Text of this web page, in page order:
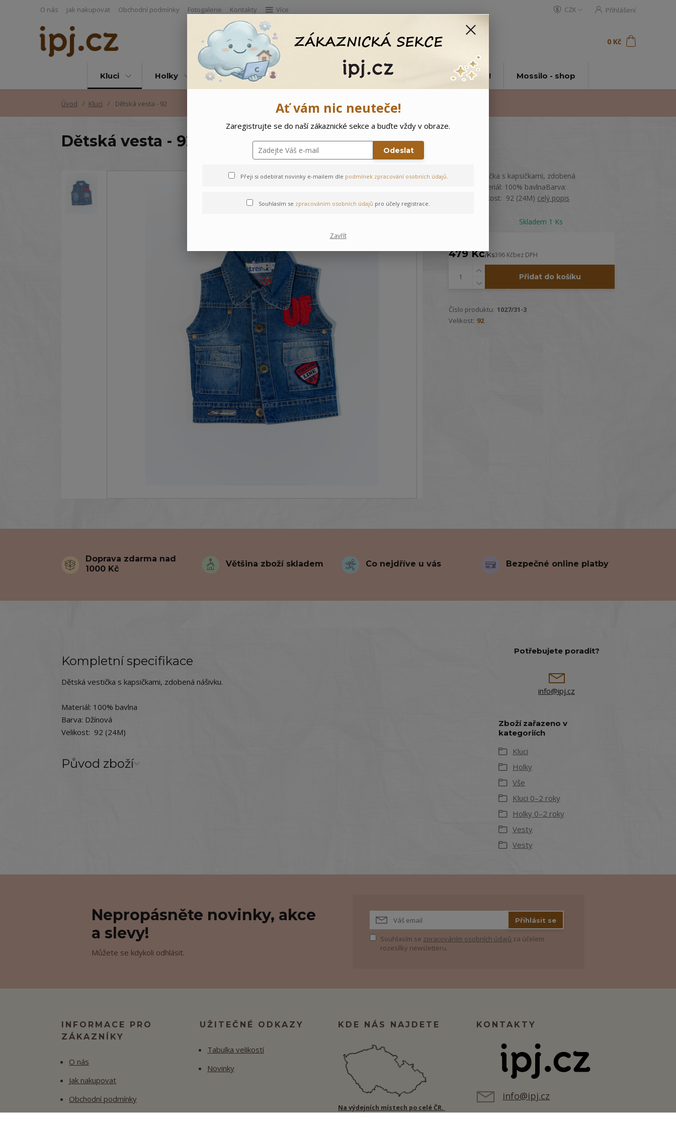
O nás Jak nakupovat Obchodní podmínky Fotogalerie Kontakty Více CZK Přihlášení
Hledat 0 Kč
Kluci Holky Vše Doprodej Ostatní 🌲 Vítejte ve světě Mossilo! Mossilo - shop
Úvod Kluci Dětská vesta - 92
Dětská vesta - 92
Dětská vestička s kapsičkami, zdobená
nášivku.Materiál: 100% bavlnaBarva:
DžínováVelikost: 92 (24M) celý popis
Skladem 1 Ks
479 Kč/Ks396 Kčbez DPH
Přidat do košíku
Číslo produktu: 1027/31-3
Velikost: 92
Doprava zdarma nad
1000 Kč
Většina zboží skladem Co nejdříve u vás Bezpečné online platby
Kompletní specifikace
Dětská vestička s kapsičkami, zdobená nášivku.
Materiál: 100% bavlna
Barva: Džínová
Velikost: 92 (24M)
Původ zboží
Potřebujete poradit?
info@ipj.cz
Zboží zařazeno v
kategoriích
Kluci
Holky
Vše
Kluci 0–2 roky
Holky 0–2 roky
Vesty
Vesty
Nepropásněte novinky, akce
a slevy!
Můžete se kdykoli odhlásit.
Přihlásit se
Souhlasím se zpracováním osobních údajů za účelem
rozesílky newsletteru.
INFORMACE PRO
ZÁKAZNÍKY
O nás
Jak nakupovat
Obchodní podmínky
UŽITEČNÉ ODKAZY
Tabulka velikostí
Novinky
KDE NÁS NAJDETE
Na výdejních místech po celé ČR.
KONTAKTY
info@ipj.cz
Ať vám nic neuteče!
Zaregistrujte se do naší zákaznické sekce a buďte vždy v obraze.
Odeslat
Přeji si odebírat novinky e-mailem dle podmínek zpracování osobních údajů.
Souhlasím se zpracováním osobních údajů pro účely registrace.
Zavřít